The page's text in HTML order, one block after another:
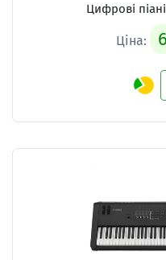
Цифрові
Ціна: